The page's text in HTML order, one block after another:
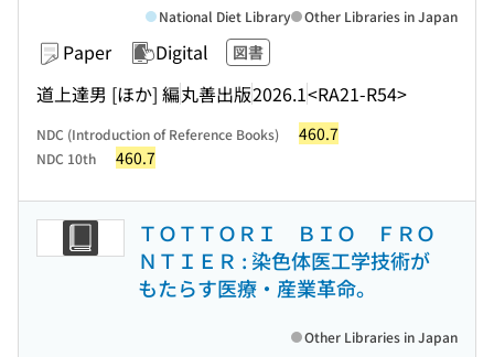
Paper Digital 図書
道上達男 [ほか] 編丸善出版2026.1<RA21-R54>
National Diet Library Other Libraries in Japan
NDC (Introduction of Reference Books) 460.7
NDC 10th 460.7
ＴＯＴＴＯＲＩ ＢＩＯ ＦＲＯ
ＮＴＩＥＲ : 染色体医工学技術が
もたらす医療・産業革命。
Other Libraries in Japan